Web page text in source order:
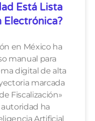
Está Lista
Electrónica?
en México ha
manual para
digital de alta
marcada
Fiscalización»
ha
Artificial